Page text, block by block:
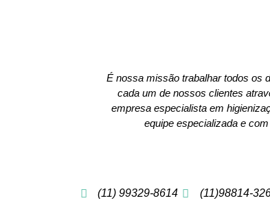
É nossa missão trabalhar todos os
cada um de nossos clientes
empresa especialista em
equipe especializada e
(11) 99329-8614 (11)98814-